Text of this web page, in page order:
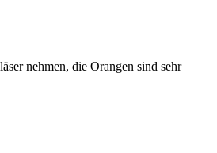
nehmen, die Orangen sind sehr